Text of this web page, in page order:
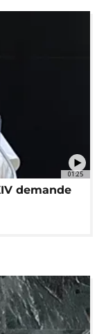
01:25
demande